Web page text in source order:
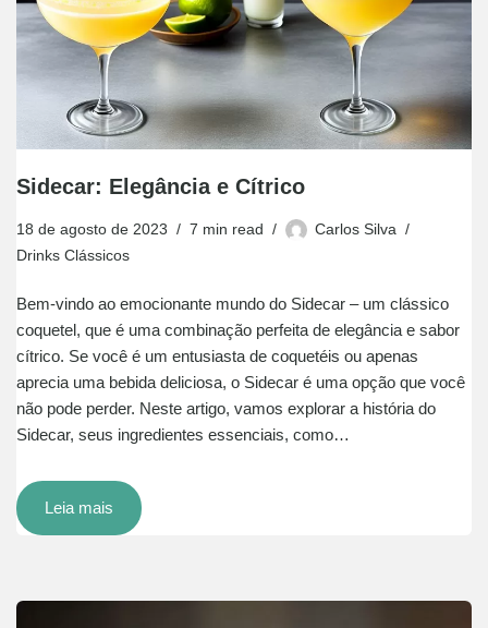
Sidecar: Elegância e Cítrico
18 de agosto de 2023 7 min read
Carlos Silva
Drinks Clássicos
Bem-vindo ao emocionante mundo do Sidecar – um clássico
coquetel, que é uma combinação perfeita de elegância e sabor
cítrico. Se você é um entusiasta de coquetéis ou apenas
aprecia uma bebida deliciosa, o Sidecar é uma opção que você
não pode perder. Neste artigo, vamos explorar a história do
Sidecar, seus ingredientes essenciais, como…
Leia mais